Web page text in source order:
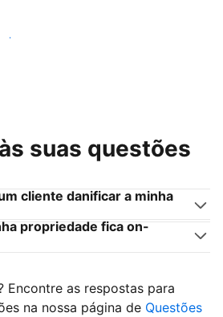
como você
suas questões
cliente danificar a minha
propriedade fica on-
Encontre as respostas para
na nossa página de Questões